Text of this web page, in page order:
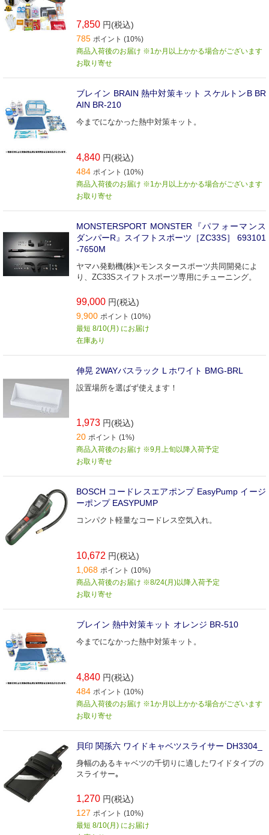
7,850 円(税込)
785 ポイント (10%)
商品入荷後のお届け ※1か月以上かかる場合がございます
お取り寄せ
ブレイン BRAIN 熱中対策キット スケルトンB BR
AIN BR-210
今までになかった熱中対策キット。
4,840 円(税込)
484 ポイント (10%)
商品入荷後のお届け ※1か月以上かかる場合がございます
お取り寄せ
MONSTERSPORT MONSTER『パフォーマンス
ダンパーR』スイフトスポーツ［ZC33S］ 693101
-7650M
ヤマハ発動機(株)×モンスタースポーツ共同開発によ
り、ZC33Sスイフトスポーツ専用にチューニング。
99,000 円(税込)
9,900 ポイント (10%)
最短 8/10(月) にお届け
在庫あり
伸晃 2WAYバスラック L ホワイト BMG-BRL
設置場所を選ばず使えます！
1,973 円(税込)
20 ポイント (1%)
商品入荷後のお届け ※9月上旬以降入荷予定
お取り寄せ
BOSCH コードレスエアポンプ EasyPump イージ
ーポンプ EASYPUMP
コンパクト軽量なコードレス空気入れ。
10,672 円(税込)
1,068 ポイント (10%)
商品入荷後のお届け ※8/24(月)以降入荷予定
お取り寄せ
ブレイン 熱中対策キット オレンジ BR-510
今までになかった熱中対策キット。
4,840 円(税込)
484 ポイント (10%)
商品入荷後のお届け ※1か月以上かかる場合がございます
お取り寄せ
貝印 関孫六 ワイドキャベツスライサー DH3304_
身幅のあるキャベツの千切りに適したワイドタイプの
スライサー｡
1,270 円(税込)
127 ポイント (10%)
最短 8/10(月) にお届け